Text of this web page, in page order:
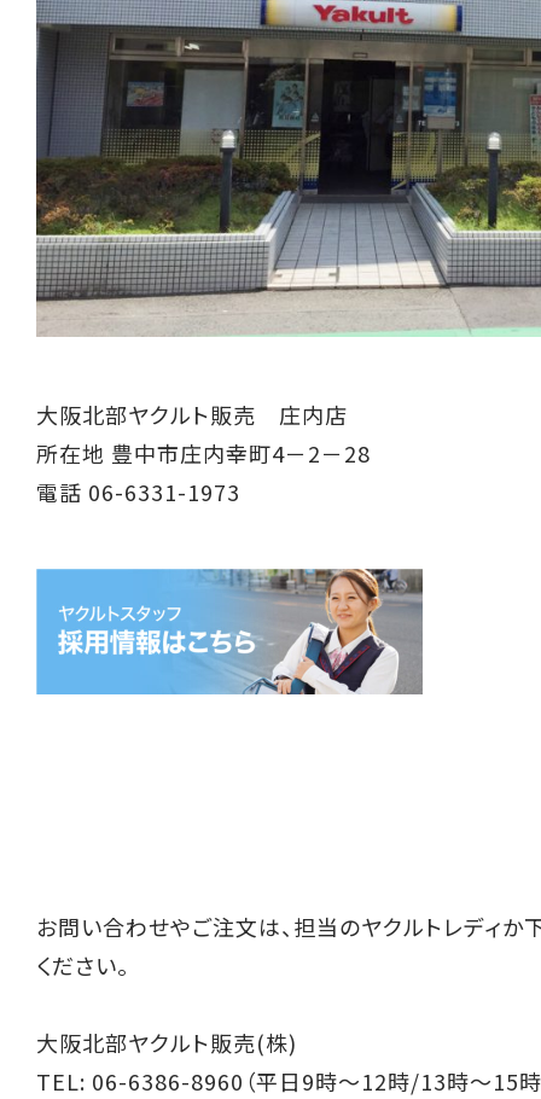
大阪北部ヤクルト販売 庄内店
所在地 豊中市庄内幸町4－2－28
電話 06-6331-1973
お問い合わせやご注文は、担当のヤクルトレディか
ください。
大阪北部ヤクルト販売(株)
TEL: 06-6386-8960（平日9時～12時/13時～15時